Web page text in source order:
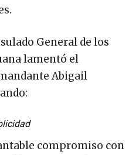
General de los
lamentó el
Abigail
compromiso con